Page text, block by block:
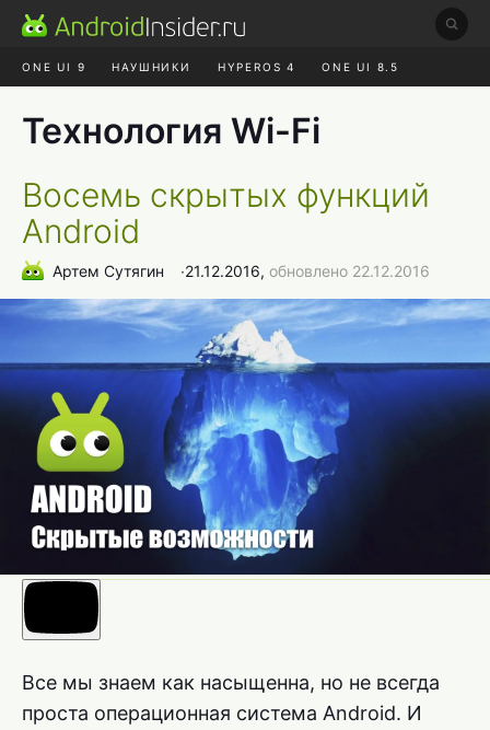
ONE UI 9 НАУШНИКИ HYPEROS 4 ONE UI 8.5
Технология Wi-Fi
Восемь скрытых функций
Android
Артем Сутягин ∙21.12.2016, обновлено 22.12.2016
Все мы знаем как насыщенна, но не всегда
проста операционная система Android. И